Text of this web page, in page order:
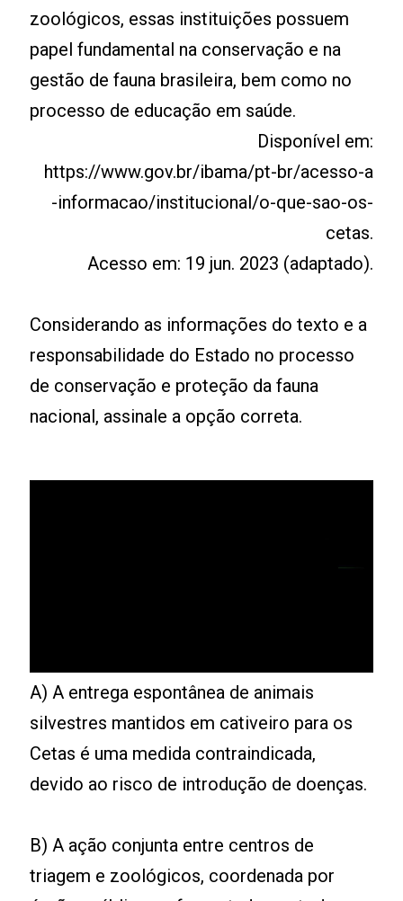
zoológicos, essas instituições possuem
papel fundamental na conservação e na
gestão de fauna brasileira, bem como no
processo de educação em saúde.
Disponível em:
https://www.gov.br/ibama/pt-br/acesso-a
-informacao/institucional/o-que-sao-os-
cetas.
Acesso em: 19 jun. 2023 (adaptado).
Considerando as informações do texto e a
responsabilidade do Estado no processo
de conservação e proteção da fauna
nacional, assinale a opção correta.
A) A entrega espontânea de animais
silvestres mantidos em cativeiro para os
Cetas é uma medida contraindicada,
devido ao risco de introdução de doenças.
B) A ação conjunta entre centros de
triagem e zoológicos, coordenada por